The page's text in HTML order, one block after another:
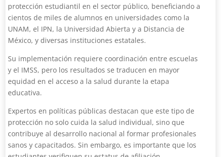
protección estudiantil en el sector público, beneficiando a
cientos de miles de alumnos en universidades como la
UNAM, el IPN, la Universidad Abierta y a Distancia de
México, y diversas instituciones estatales.
Su implementación requiere coordinación entre escuelas
y el IMSS, pero los resultados se traducen en mayor
equidad en el acceso a la salud durante la etapa
educativa.
Expertos en políticas públicas destacan que este tipo de
protección no solo cuida la salud individual, sino que
contribuye al desarrollo nacional al formar profesionales
sanos y capacitados. Sin embargo, es importante que los